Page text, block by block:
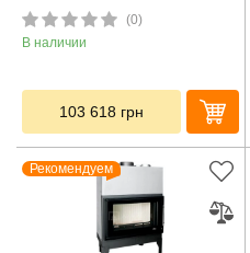
(0)
В наличии
103 618 грн
Рекомендуем